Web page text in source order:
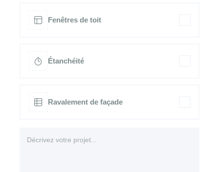
Fenêtres de toit
Étanchéité
Ravalement de façade